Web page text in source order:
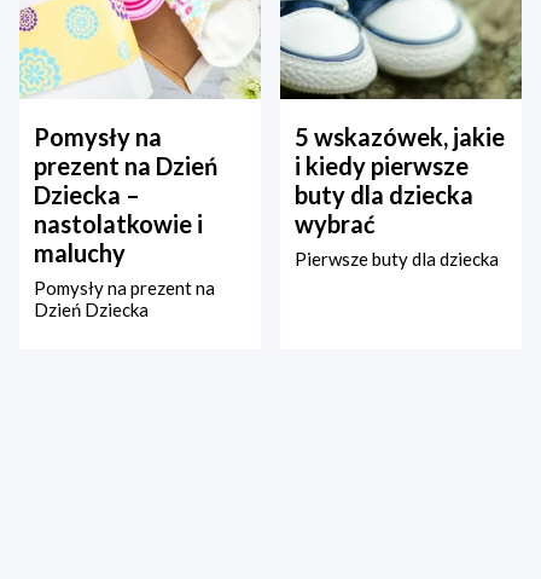
Pomysły na
prezent na Dzień
Dziecka –
nastolatkowie i
maluchy
Pomysły na prezent na
Dzień Dziecka
5 wskazówek, jakie
i kiedy pierwsze
buty dla dziecka
wybrać
Pierwsze buty dla dziecka